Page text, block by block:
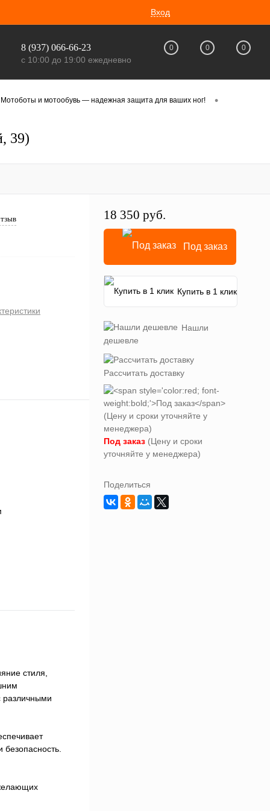
Вход
8 (937) 066-66-23
с 10:00 до 19:00 ежедневно
0 0 0
Мотоботы и мотообувь — надежная защита для ваших ног! •
39)
стиля,
различными
18 350 руб.
Под заказ
Купить в 1 клик
Нашли
дешевле
Рассчитать доставку
Под заказ (Цену и сроки
уточняйте у менеджера)
Поделиться